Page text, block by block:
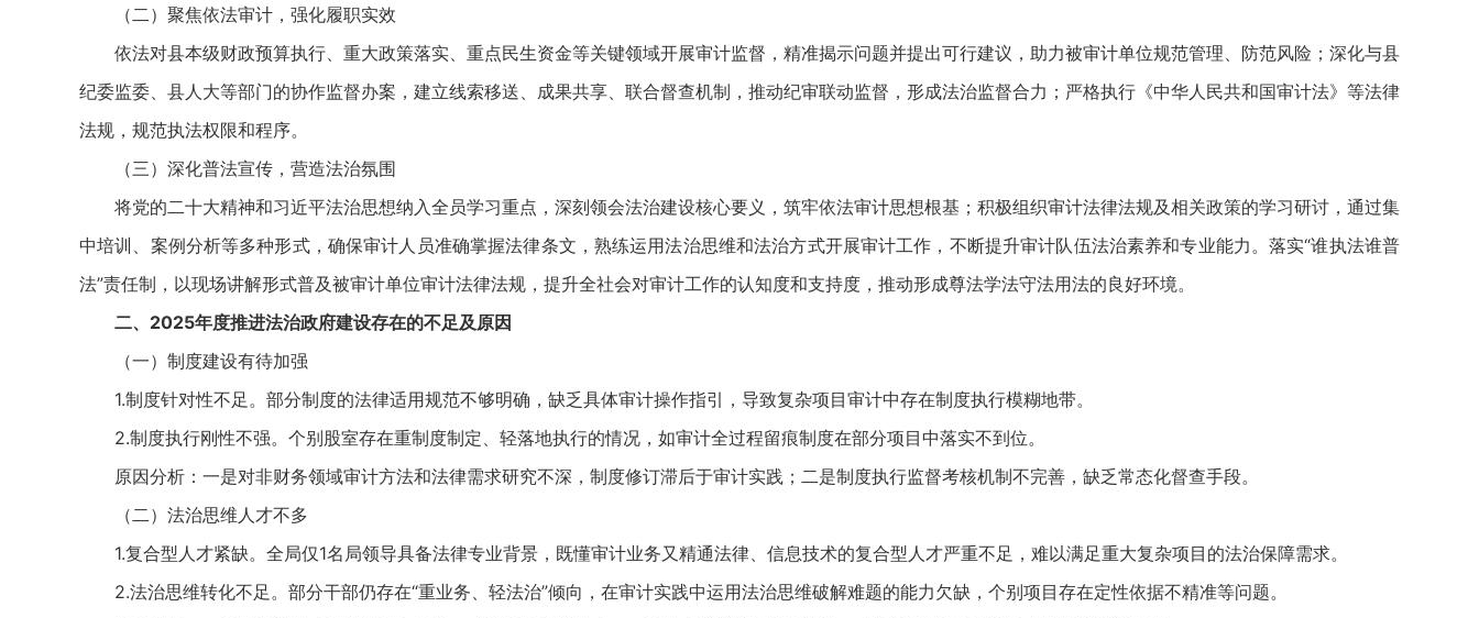
（二）聚焦依法审计，强化履职实效
依法对县本级财政预算执行、重大政策落实、重点民生资金等关键领域开展审计监督，精准揭示问题并提出可行建议，助力被审计单位规范管理、防范风险；深化与县
纪委监委、县人大等部门的协作监督办案，建立线索移送、成果共享、联合督查机制，推动纪审联动监督，形成法治监督合力；严格执行《中华人民共和国审计法》等法律
法规，规范执法权限和程序。
（三）深化普法宣传，营造法治氛围
将党的二十大精神和习近平法治思想纳入全员学习重点，深刻领会法治建设核心要义，筑牢依法审计思想根基；积极组织审计法律法规及相关政策的学习研讨，通过集
中培训、案例分析等多种形式，确保审计人员准确掌握法律条文，熟练运用法治思维和法治方式开展审计工作，不断提升审计队伍法治素养和专业能力。落实“谁执法谁普
法”责任制，以现场讲解形式普及被审计单位审计法律法规，提升全社会对审计工作的认知度和支持度，推动形成尊法学法守法用法的良好环境。
二、2025年度推进法治政府建设存在的不足及原因
（一）制度建设有待加强
1.制度针对性不足。部分制度的法律适用规范不够明确，缺乏具体审计操作指引，导致复杂项目审计中存在制度执行模糊地带。
2.制度执行刚性不强。个别股室存在重制度制定、轻落地执行的情况，如审计全过程留痕制度在部分项目中落实不到位。
原因分析：一是对非财务领域审计方法和法律需求研究不深，制度修订滞后于审计实践；二是制度执行监督考核机制不完善，缺乏常态化督查手段。
（二）法治思维人才不多
1.复合型人才紧缺。全局仅1名局领导具备法律专业背景，既懂审计业务又精通法律、信息技术的复合型人才严重不足，难以满足重大复杂项目的法治保障需求。​
2.法治思维转化不足。部分干部仍存在“重业务、轻法治”倾向，在审计实践中运用法治思维破解难题的能力欠缺，个别项目存在定性依据不精准等问题。​